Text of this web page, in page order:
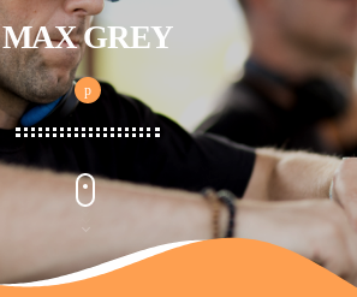
MAX GREY